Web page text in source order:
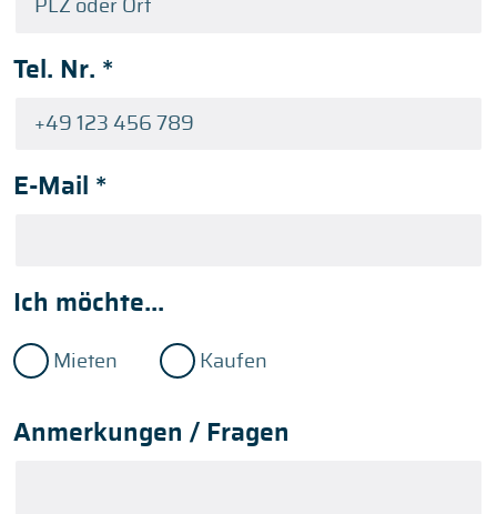
Tel. Nr. *
E-Mail *
Ich möchte...
Mieten Kaufen
Anmerkungen / Fragen